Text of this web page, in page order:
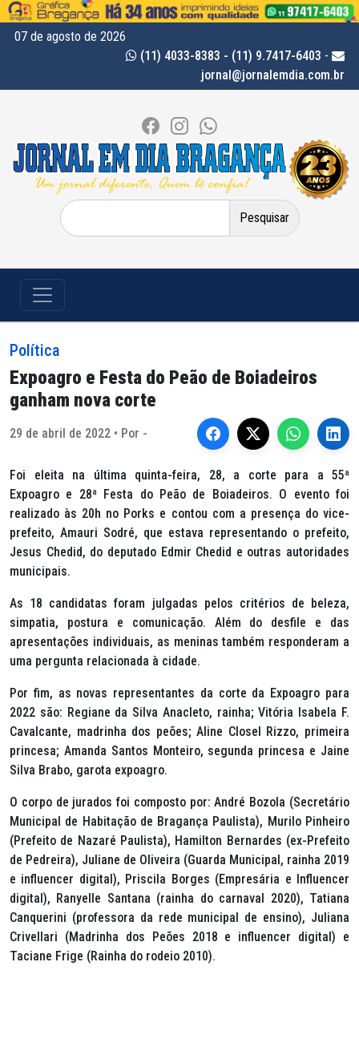
07 de agosto de 2026
(11) 4033-8383 - (11) 9.7417-6403 -
jornal@jornalemdia.com.br
Pesquisar
por:
Política
Expoagro e Festa do Peão de Boiadeiros
ganham nova corte
29 de abril de 2022 • Por -
Foi eleita na última quinta-feira, 28, a corte para a 55ª
Expoagro e 28ª Festa do Peão de Boiadeiros. O evento foi
realizado às 20h no Porks e contou com a presença do vice-
prefeito, Amauri Sodré, que estava representando o prefeito,
Jesus Chedid, do deputado Edmir Chedid e outras autoridades
municipais.
As 18 candidatas foram julgadas pelos critérios de beleza,
simpatia, postura e comunicação. Além do desfile e das
apresentações individuais, as meninas também responderam a
uma pergunta relacionada à cidade.
Por fim, as novas representantes da corte da Expoagro para
2022 são: Regiane da Silva Anacleto, rainha; Vitória Isabela F.
Cavalcante, madrinha dos peões; Aline Closel Rizzo, primeira
princesa; Amanda Santos Monteiro, segunda princesa e Jaine
Silva Brabo, garota expoagro.
O corpo de jurados foi composto por: André Bozola (Secretário
Municipal de Habitação de Bragança Paulista), Murilo Pinheiro
(Prefeito de Nazaré Paulista), Hamilton Bernardes (ex-Prefeito
de Pedreira), Juliane de Oliveira (Guarda Municipal, rainha 2019
e influencer digital), Priscila Borges (Empresária e Influencer
digital), Ranyelle Santana (rainha do carnaval 2020), Tatiana
Canquerini (professora da rede municipal de ensino), Juliana
Crivellari (Madrinha dos Peões 2018 e influencer digital) e
Taciane Frige (Rainha do rodeio 2010).